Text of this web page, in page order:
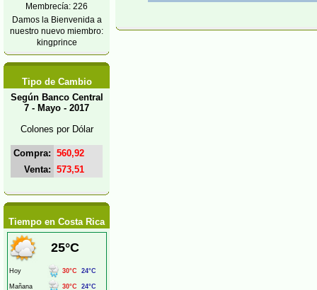
Membrecía: 226
Damos la Bienvenida a
nuestro nuevo miembro:
kingprince
Tipo de Cambio
Según Banco Central
7 - Mayo - 2017
Colones por Dólar
Compra: 560,92
Venta: 573,51
Tiempo en Costa Rica